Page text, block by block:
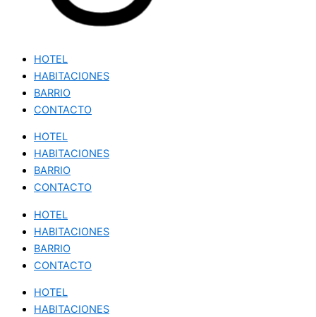
HOTEL
HABITACIONES
BARRIO
CONTACTO
HOTEL
HABITACIONES
BARRIO
CONTACTO
HOTEL
HABITACIONES
BARRIO
CONTACTO
HOTEL
HABITACIONES